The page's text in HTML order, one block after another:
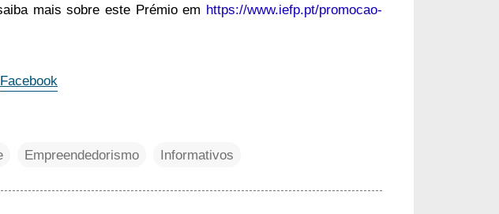
mais sobre este Prémio em https://www.iefp.pt/promocao-
Facebook
Empreendedorismo Informativos